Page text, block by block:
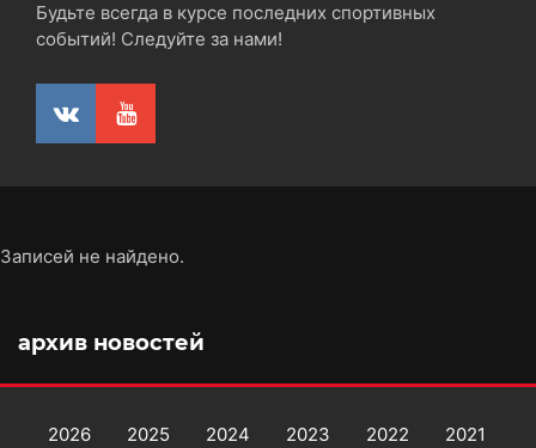
Будьте всегда в курсе последних спортивных
событий! Следуйте за нами!
Записей не найдено.
архив новостей
2026 2025 2024 2023 2022 2021